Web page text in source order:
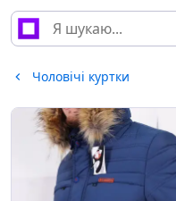
Чоловічі куртки